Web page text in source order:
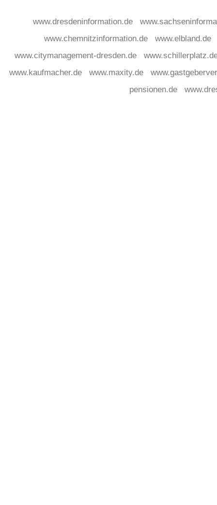
www.dresdeninformation.de
www.chemnitzinformation.de
www.elbland.de
www.citymanagement-dresden.de
www.kaufmacher.de
www.maxity.de
pensionen.de